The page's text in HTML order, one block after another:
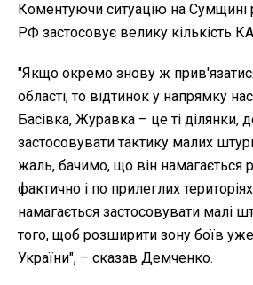
Коментуючи ситуацію на Сумщині
РФ застосовує велику кількість
"Якщо окремо знову ж
області, то відтинок у напрямку
Басівка, Журавка – це ті ділянки,
застосовувати тактику малих
жаль, бачимо, що він
фактично і по прилеглих
намагається застосовувати малі
того, щоб розширити зону боїв уже
України", – сказав Демченко.